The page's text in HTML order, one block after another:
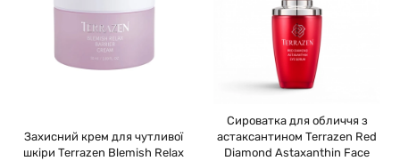
Захисний крем для чутливої
шкіри Terrazen Blemish Relax
Сироватка для обличчя з
астаксантином Terrazen Red
Diamond Astaxanthin Face